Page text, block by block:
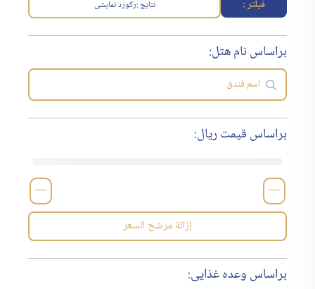
فیلتر : نتایج :رکورد نمایشی
براساس نام هتل:
براساس قیمت ریال:
—
—
إزالة مرشح السعر
براساس وعده غذایی: